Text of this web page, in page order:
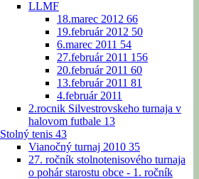
LLMF
18.marec 2012 66
19.február 2012 50
6.marec 2011 54
27.február 2011 156
20.február 2011 60
13.február 2011 81
4.február 2011
2.rocnik Silvestrovskeho turnaja v
halovom futbale 13
Stolný tenis 43
Vianočný turnaj 2010 35
27. ročník stolnotenisového turnaja
o pohár starostu obce - 1. ročník